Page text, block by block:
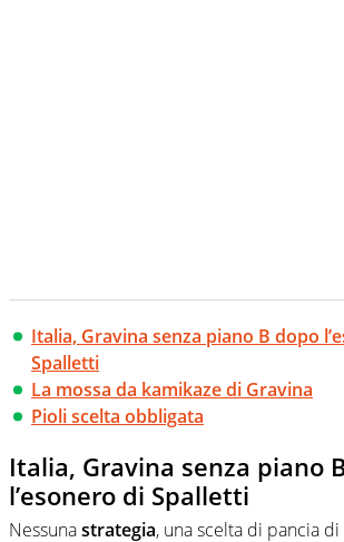
Italia, Gravina senza piano B dopo
Spalletti
La mossa da kamikaze di Gravina
Pioli scelta obbligata
Italia, Gravina senza piano
l’esonero di Spalletti
Nessunastrategia, una scelta di pancia di